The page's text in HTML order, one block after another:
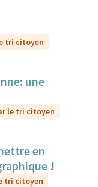
tri citoyen
une
le tri citoyen
en
!
tri citoyen